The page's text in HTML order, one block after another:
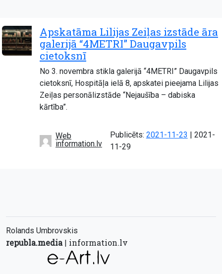
Apskatāma Lilijas Zeiļas izstāde āra
galerijā “4METRI” Daugavpils
cietoksnī
No 3. novembra stikla galerijā “4METRI” Daugavpils
cietoksnī, Hospitāļa ielā 8, apskatei pieejama Lilijas
Zeiļas personālizstāde “Nejaušība – dabiska
kārtība”.
Web
information.lv
Publicēts: 2021-11-23 | 2021-
11-29
Rolands Umbrovskis
republa.media| information.lv